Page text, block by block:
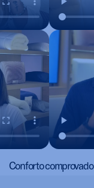
Conforto comprovado